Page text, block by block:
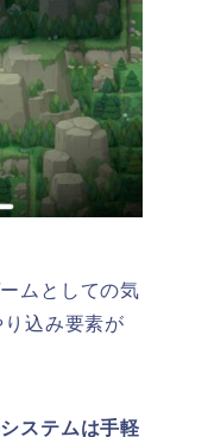
ムとしての気
込み要素が
ステムは手軽